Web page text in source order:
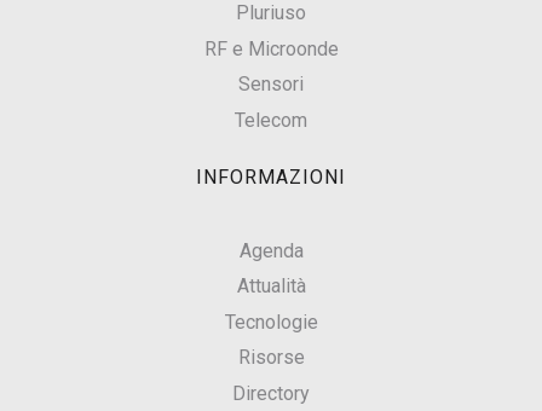
Pluriuso
RF e Microonde
Sensori
Telecom
INFORMAZIONI
Agenda
Attualità
Tecnologie
Risorse
Directory